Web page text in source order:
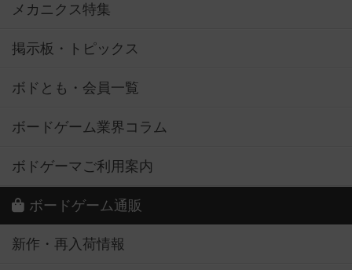
メカニクス特集
掲示板・トピックス
ボドとも・会員一覧
ボードゲーム業界コラム
ボドゲーマご利用案内
ボードゲーム通販
新作・再入荷情報